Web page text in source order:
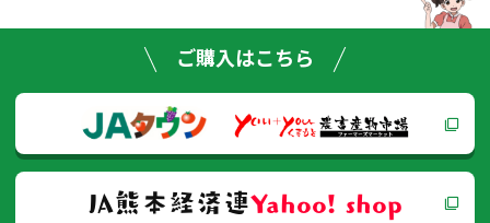
ゲー
ショ
ン
ご購入はこちら
JA熊本経済連Yahoo! shop